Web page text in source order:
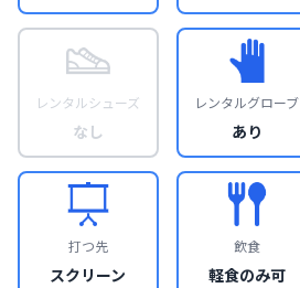
レンタルシューズ
なし
レンタルグローブ
あり
打つ先
スクリーン
飲食
軽食のみ可